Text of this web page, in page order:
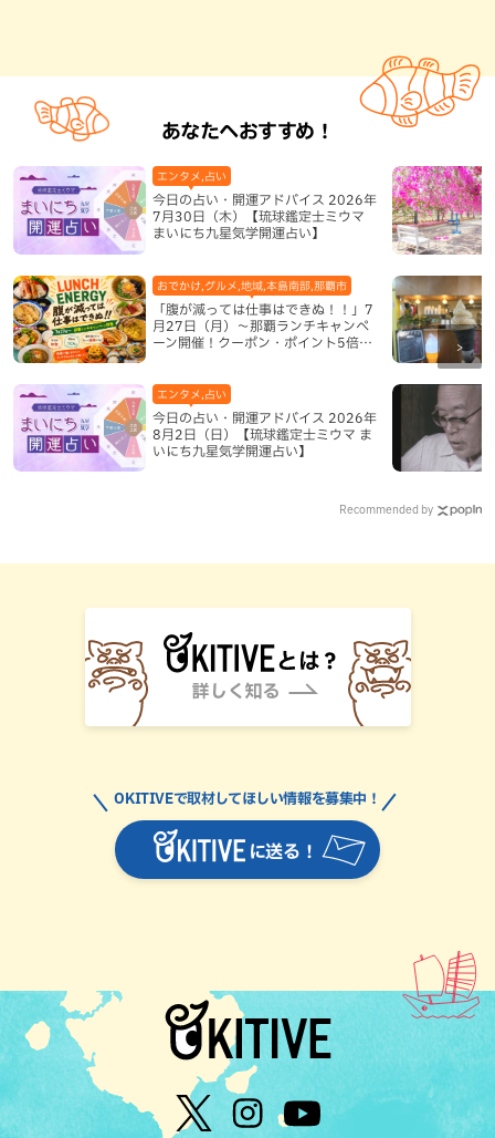
あなたへおすすめ！
今日の占い・開運アドバイス 2026年
7月30日（木）【琉球鑑定士ミウマ
まいにち九星気学開運占い】
エンタメ,占い
「腹が減っては仕事はできぬ！！」7
月27日（月）〜那覇ランチキャンペ
ーン開催！クーポン・ポイント5倍・
おでかけ,グルメ,地域,本島南部,那覇市
今日の占い・開運アドバイス 2026年
8月2日（日）【琉球鑑定士ミウマ ま
いにち九星気学開運占い】
エンタメ,占い
Recommended by
に送る！
OKITIVEで取材してほしい情報を募集中！